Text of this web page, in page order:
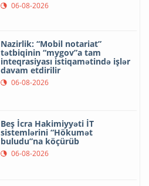
06-08-2026
Nazirlik: “Mobil notariat”
tətbiqinin “mygov”a tam
inteqrasiyası istiqamətində işlər
davam etdirilir
06-08-2026
Beş İcra Hakimiyyəti İT
sistemlərini “Hökumət
buludu”na köçürüb
06-08-2026